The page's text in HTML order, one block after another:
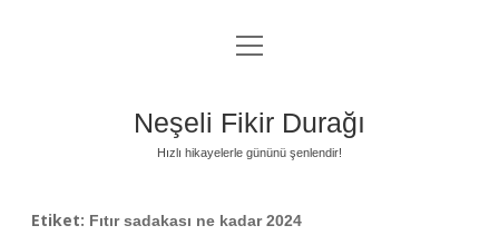
Anasayfa
Yasal Uyarı
menüyü
aç
Neşeli Fikir Durağı
Hızlı hikayelerle gününü şenlendir!
Etiket: Fıtır sadakası ne kadar 2024